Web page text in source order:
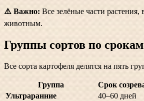
⚠️ Важно: Все зелёные части
животным.
Группы сортов по
Все сорта картофеля делятся на пять
Группа Срок
Ультраранние
40–60 дней